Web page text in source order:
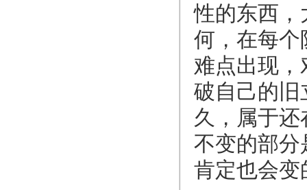
性的东西，
何，在每个
难点出现
破自己的旧
久，属于
不变的部分
肯定也会变